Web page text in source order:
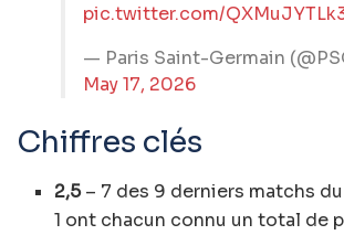
pic.twitter.com/
— Paris Saint-Germain
May 17, 2026
Chiffres clés
2,5– 7 des 9 derniers matchs
1 ont chacun connu un total de